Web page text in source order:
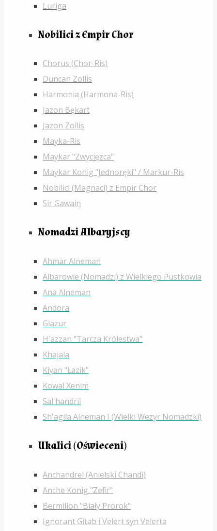
Luriga
Nobilici z Empir Chor
Chorus (Chor-Ris)
Duncan Zollis
Harmonia (Harmona-Ris)
Jazon Bękart
Jazon Zollis
Mayka-Ris
Maykar "Zwycięzca"
Maykar Konig "Jednoręki" / Markur-Ris
Nobilici (Magnaci) z Empir Chor
Sir Gawain
Nomadzi Albaryjscy
Ahmar Alneman
Albarowie (Nomadzi) z Wielkiego Pustkowia
Ana Alneman
Andora
Glazur
H'azzan "Tarcza Królestwa"
Khajala
Kiyan "Łazik"
Kowal Xenim
Sal'handril
Sh'agila Alneman I (Wielki Wezyr Nomadzki)
Ukalici (Oświeceni)
Anchandrel (Anielski Chandi)
Anche Konig "Zefir"
Bermilion "Biały Prorok"
Ignorant Gitab i Velert syn Velerta